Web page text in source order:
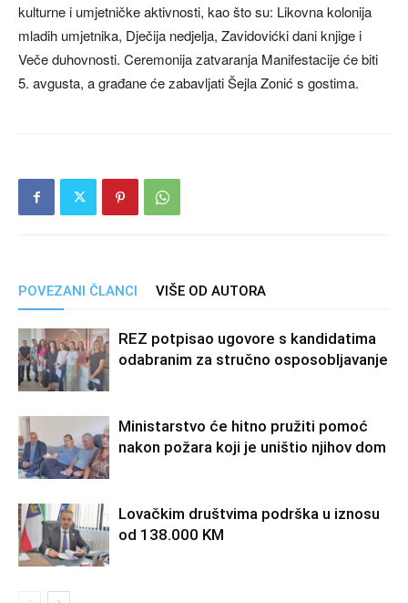
kulturne i umjetničke aktivnosti, kao što su: Likovna kolonija
mladih umjetnika, Dječija nedjelja, Zavidovićki dani knjige i
Veče duhovnosti. Ceremonija zatvaranja Manifestacije će biti
5. avgusta, a građane će zabavljati Šejla Zonić s gostima.
POVEZANI ČLANCI VIŠE OD AUTORA
REZ potpisao ugovore s kandidatima
odabranim za stručno osposobljavanje
Ministarstvo će hitno pružiti pomoć
nakon požara koji je uništio njihov dom
Lovačkim društvima podrška u iznosu
od 138.000 KM